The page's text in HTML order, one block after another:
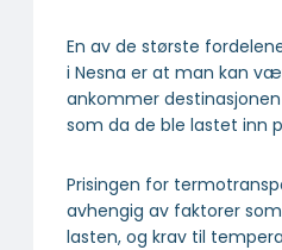
En av de største
i Nesna er at man kan
ankommer
som da de ble lastet inn
Prisingen for
avhengig av faktorer
lasten, og krav til